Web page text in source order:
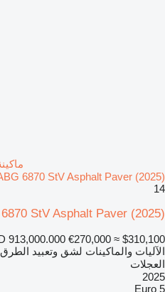
6870 StV Asphalt Paver (2025)
14
StV Asphalt Paver (2025)
913,000.000 €270,000 ≈ $310,100
الآليات والماكينات لشق وتعبيد
العجلات
2025
Euro 5